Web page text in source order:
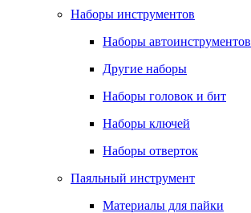
Наборы инструментов
Наборы автоинструментов
Другие наборы
Наборы головок и бит
Наборы ключей
Наборы отверток
Паяльный инструмент
Материалы для пайки